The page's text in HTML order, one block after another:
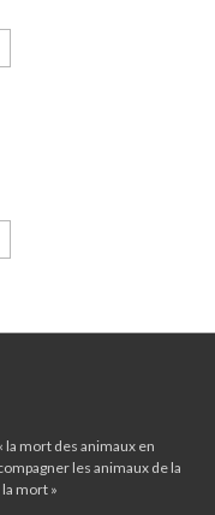
la mort des animaux en
les animaux de la
mort »